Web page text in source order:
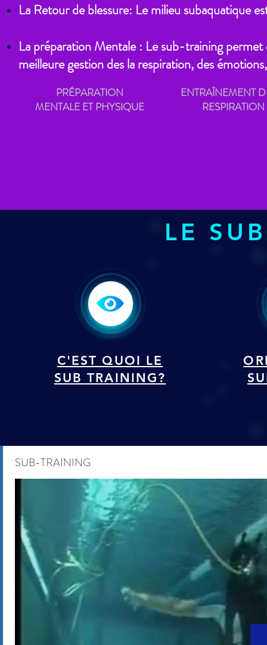
La Retour de blessure: Le milieu subaquatique
La préparation Mentale : Le sub-training permet
meilleure gestion des la respiration, des
PRÉPARATION
MENTALE ET PHYSIQUE
ENTRAÎNEMENT
RESPIRATION
LE
C'EST QUOI LE
SUB TRAINING?
SUB-TRAINING